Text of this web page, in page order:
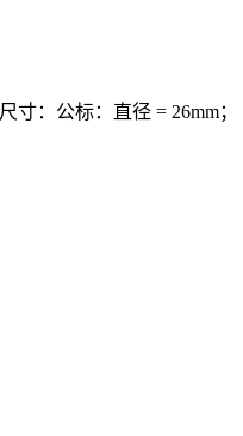
尺寸：公标：直径 = 26mm；